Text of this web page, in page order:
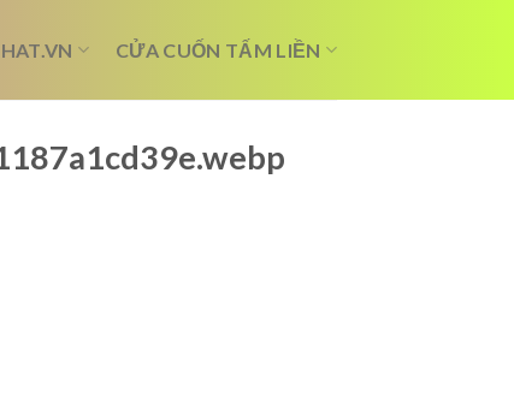
CỬA CUỐN TẤM LIỀN